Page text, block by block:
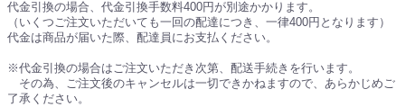
代金引換の場合、代金引換手数料400円が別途かかります。
（いくつご注文いただいても一回の配達につき、一律400円となります）
代金は商品が届いた際、配達員にお支払ください。
※代金引換の場合はご注文いただき次第、配送手続きを行います。
その為、ご注文後のキャンセルは一切できかねますので、あらかじめご
了承ください。